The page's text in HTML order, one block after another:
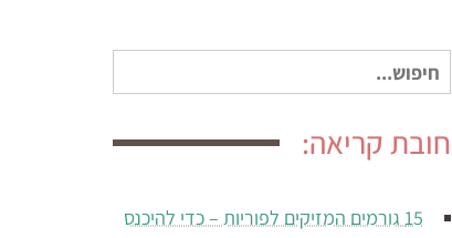
חיפוש
עבור:
חובת קריאה:
15 גורמים המזיקים לפוריות – כדי להיכנס